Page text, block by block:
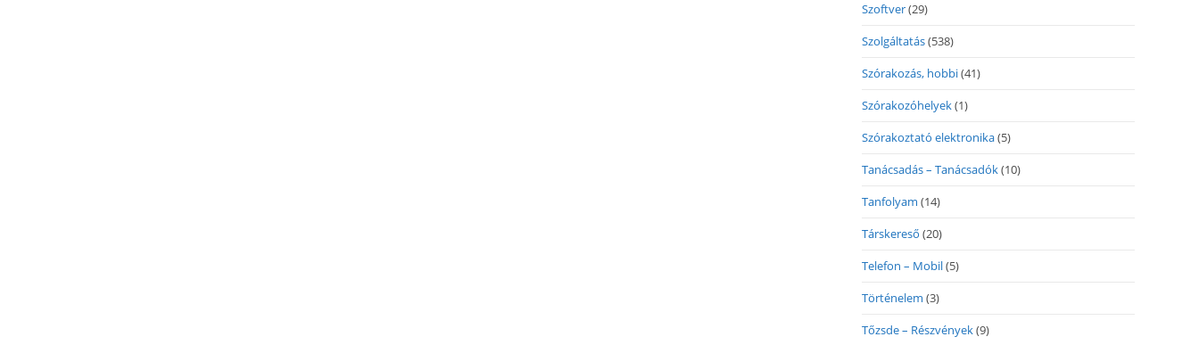
Szoftver(29)
Szolgáltatás(538)
Szórakozás, hobbi(41)
Szórakozóhelyek(1)
Szórakoztató elektronika(5)
Tanácsadás – Tanácsadók(10)
Tanfolyam (14)
Társkereső (20)
Telefon – Mobil(5)
Történelem (3)
Tőzsde – Részvények(9)